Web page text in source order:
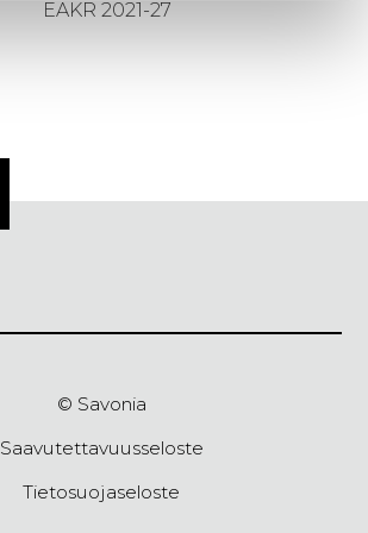
EAKR 2021-27
© Savonia
Saavutettavuusseloste
Tietosuojaseloste